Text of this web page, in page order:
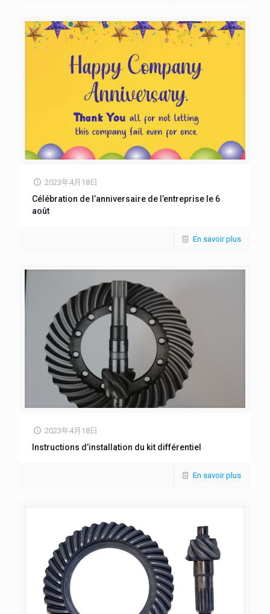
2023年4月18日
Célébration de l’anniversaire de l’entreprise le 6
août
En savoir plus
2023年4月18日
Instructions d’installation du kit différentiel
En savoir plus